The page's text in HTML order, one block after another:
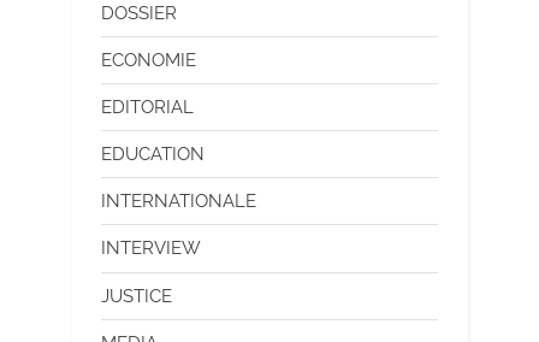
DOSSIER
ECONOMIE
EDITORIAL
EDUCATION
INTERNATIONALE
INTERVIEW
JUSTICE